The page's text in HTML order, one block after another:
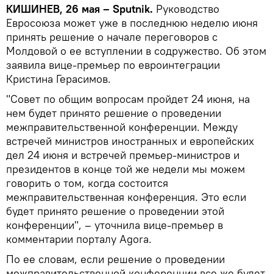
КИШИНЕВ, 26 мая – Sputnik. Руководство
Евросоюза может уже в последнюю неделю июня
принять решение о начале переговоров с
Молдовой о ее вступлении в содружество. Об этом
заявила вице-премьер по евроинтеграции
Кристина Герасимов.
"Совет по общим вопросам пройдет 24 июня, на
нем будет принято решение о проведении
межправительственной конференции. Между
встречей министров иностранных и европейских
дел 24 июня и встречей премьер-министров и
президентов в конце той же недели мы можем
говорить о том, когда состоится
межправительственная конференция. Это если
будет принято решение о проведении этой
конференции", – уточнила вице-премьер в
комментарии порталу Agora.
По ее словам, если решение о проведении